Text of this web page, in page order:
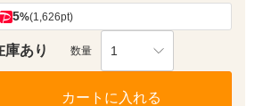
5%(1,626pt)
庫あり 数量 1
カートに入れる